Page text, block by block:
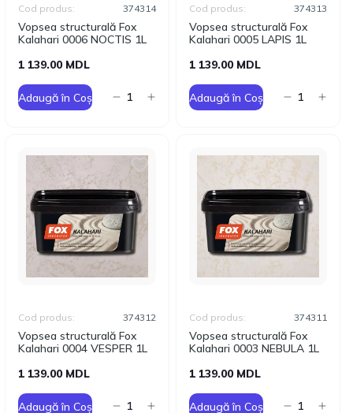
Vopsea structurală Fox
Kalahari 0006 NOCTIS 1L
Cod produs: 374314
1 139.00 MDL
Adaugă în Coș
Vopsea structurală Fox
Kalahari 0005 LAPIS 1L
Cod produs: 374313
1 139.00 MDL
Adaugă în Coș
Vopsea structurală Fox
Kalahari 0004 VESPER 1L
Cod produs: 374312
1 139.00 MDL
Adaugă în Coș
Vopsea structurală Fox
Kalahari 0003 NEBULA 1L
Cod produs: 374311
1 139.00 MDL
Adaugă în Coș